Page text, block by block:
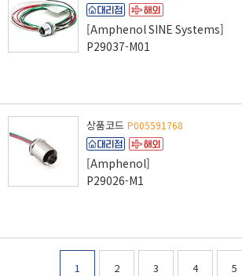
[Amphenol SINE Systems]
P29037-M01
상품코드 P005591768
[Amphenol]
P29026-M1
1 2 3 4 5